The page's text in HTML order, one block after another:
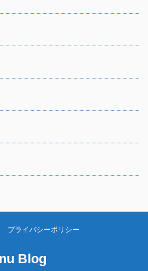
プライバシーポリシー
Blog